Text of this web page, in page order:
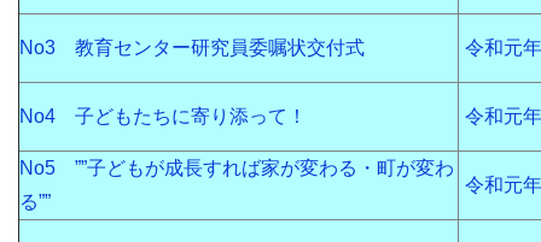
No3 教育センター研究員委嘱状交付式 令和元
No4 子どもたちに寄り添って！ 令和元
No5 ””子どもが成長すれば家が変わる・町が変わ
る””
令和元